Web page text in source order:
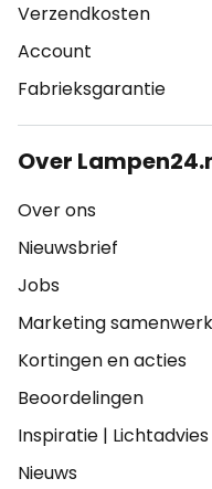
Verzendkosten
Account
Fabrieksgarantie
Over
Over ons
Nieuwsbrief
Jobs
Marketing
Kortingen en acties
Beoordelingen
Inspiratie | Lichtadvies
Nieuws